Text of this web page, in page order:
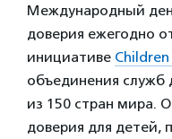
Международный
доверия ежегодно
инициативе
объединения служб
из 150 стран мира.
доверия для детей,